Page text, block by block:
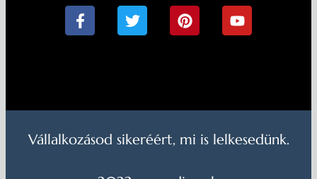
Vállalkozásod sikeréért, mi is lelkesedünk.